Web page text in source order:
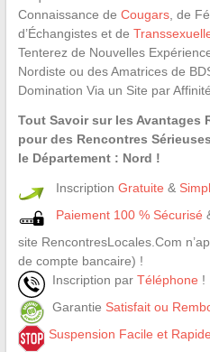
Connaissance de Cougars, de
d’Échangistes et de
Tenterez de Nouvelles
Nordiste ou des Amatrices de
Domination Via un Site par
Tout Savoir sur les Avantages
pour des Rencontres
le Département : Nord !
Inscription Gratuite &
Paiement 100 % Sécurisé
site RencontresLocales.Com
de compte bancaire) !
Inscription par Téléphone !
Garantie Satisfait ou
Suspension Facile et